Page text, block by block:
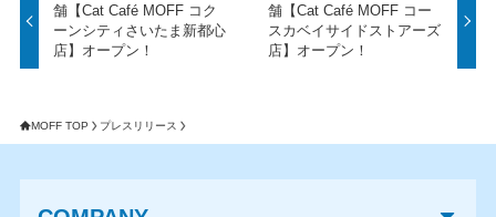
舗【Cat Café MOFF コク
ーンシティさいたま新都心
店】オープン！
舗【Cat Café MOFF コー
スカベイサイドストアーズ
店】オープン！
MOFF TOP プレスリリース